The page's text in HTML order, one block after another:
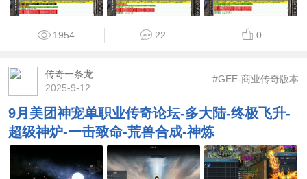
1954 22 0
传奇一条龙
2025-9-12
#GEE-商业传奇版本
9月美团神宠单职业传奇论坛-多大陆-终极飞升-
超级神炉-一击致命-荒兽合成-神炼